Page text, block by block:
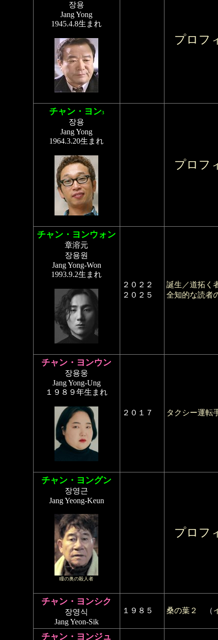
장용
Jang Yong
1945.4.8生まれ
プロフ
チャン・ヨン3
장용
Jang Yong
1964.3.20生まれ
プロフ
チャン・ヨンウォン
章溶元
장용원
Jang Yong-Won
1993.9.2生まれ
２０２２
２０２５
誕生／道拓く
全知的な読者
チャン・ヨンウン
장용웅
Jang Yong-Ung
１９８９年生まれ
２０１７ タクシー運転
チャン・ヨングン
장영근
Jang Yeong-Keun
瞳の奥の殺人者
プロフ
チャン・ヨンシク
장영식
Jang Yeon-Sik
１９８５ 桑の葉２ （
チャン・ヨンジュ